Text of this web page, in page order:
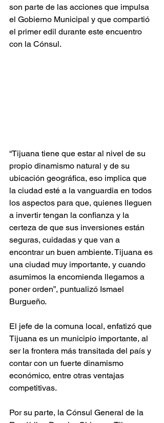
son parte de las acciones que impulsa
el Gobierno Municipal y que compartió
el primer edil durante este encuentro
con la Cónsul.
“Tijuana tiene que estar al nivel de su
propio dinamismo natural y de su
ubicación geográfica, eso implica que
la ciudad esté a la vanguardia en todos
los aspectos para que, quienes lleguen
a invertir tengan la confianza y la
certeza de que sus inversiones están
seguras, cuidadas y que van a
encontrar un buen ambiente. Tijuana es
una ciudad muy importante, y cuando
asumimos la encomienda llegamos a
poner orden”, puntualizó Ismael
Burgueño.
El jefe de la comuna local, enfatizó que
Tijuana es un municipio importante, al
ser la frontera más transitada del país y
contar con un fuerte dinamismo
económico, entre otras ventajas
competitivas.
Por su parte, la Cónsul General de la